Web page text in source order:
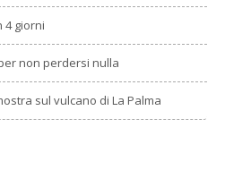
4 giorni
non perdersi nulla
sul vulcano di La Palma